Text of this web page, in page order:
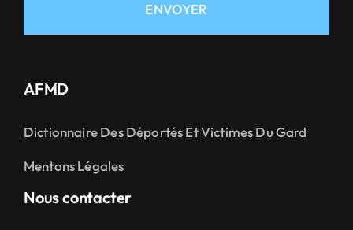
ENVOYER
AFMD
Dictionnaire Des Déportés Et Victimes Du Gard
Mentons Légales
Nous contacter